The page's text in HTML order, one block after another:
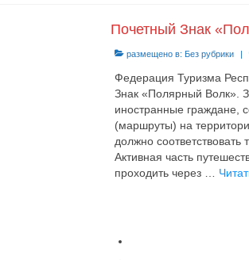
Почетный Знак
размещено в: Без рубрики |
Федерация Туризма
Знак «Полярный Волк».
иностранные граждане,
(маршруты) на
должно
Активная часть
проходить через …